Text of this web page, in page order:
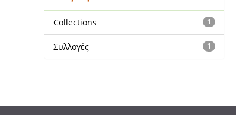
1
Collections
1
Συλλογές